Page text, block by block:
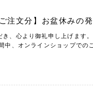
注文分】お盆休みの
き、心より御礼申し上げます
中、オンラインショップでの